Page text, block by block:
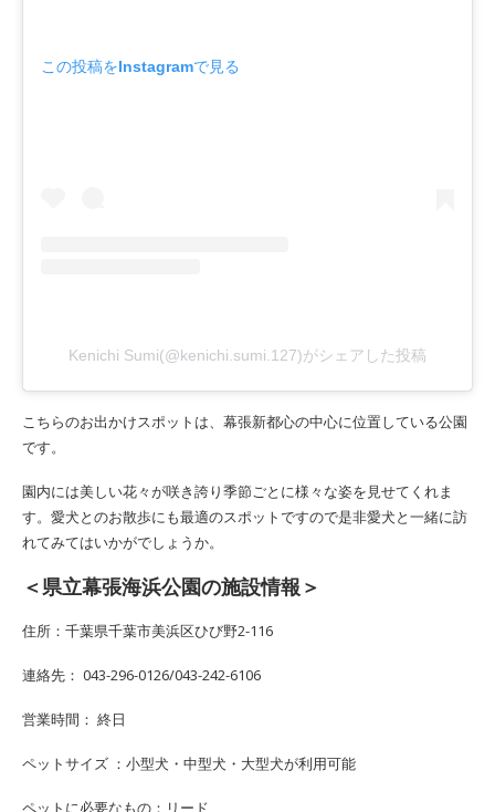
この投稿をInstagramで見る
Kenichi Sumi(@kenichi.sumi.127)がシェアした投稿
こちらのお出かけスポットは、幕張新都心の中心に位置している公園
です。
園内には美しい花々が咲き誇り季節ごとに様々な姿を見せてくれま
す。愛犬とのお散歩にも最適のスポットですので是非愛犬と一緒に訪
れてみてはいかがでしょうか。
＜県立幕張海浜公園の施設情報＞
住所：千葉県千葉市美浜区ひび野2-116
連絡先： 043-296-0126/043-242-6106
営業時間： 終日
ペットサイズ ：小型犬・中型犬・大型犬が利用可能
ペットに必要なもの：リード